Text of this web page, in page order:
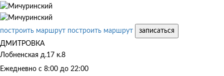
построить маршрут построить маршрут
записаться
ДМИТРОВКА
Лобненская д.17 к.8
Ежедневно с 8:00 до 22:00